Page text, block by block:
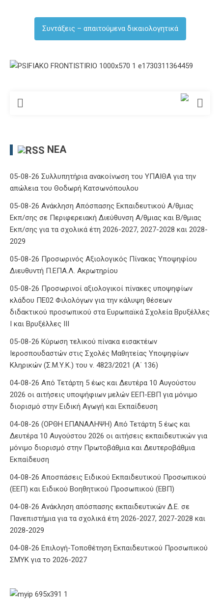
Συντάξεις – απαιτούμενα δικαιολογητικά
ΝΈΑ
05-08-26 Συλλυπητήρια ανακοίνωση του ΥΠΑΙΘΑ για την
απώλεια του Θοδωρή Κατσωνόπουλου
05-08-26 Ανάκληση Απόσπασης Εκπαιδευτικού Α/θμιας
Εκπ/σης σε Περιφερειακή Διεύθυνση Α/θμιας και Β/θμιας
Εκπ/σης για τα σχολικά έτη 2026-2027, 2027-2028 και 2028-
2029
05-08-26 Προσωρινός Αξιολογικός Πίνακας Υποψηφίου
Διευθυντή Π.ΕΠΑ.Λ. Ακρωτηρίου
05-08-26 Προσωρινοί αξιολογικοί πίνακες υποψηφίων
κλάδου ΠΕ02 Φιλολόγων για την κάλυψη θέσεων
διδακτικού προσωπικού στα Ευρωπαϊκά Σχολεία Βρυξέλλες
Ι και Βρυξέλλες ΙΙΙ
05-08-26 Κύρωση τελικού πίνακα εισακτέων
Ιεροσπουδαστών στις Σχολές Μαθητείας Υποψηφίων
Κληρικών (Σ.Μ.Υ.Κ.) του ν. 4823/2021 (Α΄ 136)
04-08-26 Από Τετάρτη 5 έως και Δευτέρα 10 Αυγούστου
2026 οι αιτήσεις υποψήφιων μελών ΕΕΠ-ΕΒΠ για μόνιμο
διορισμό στην Ειδική Αγωγή και Εκπαίδευση
04-08-26 (ΟΡΘΗ ΕΠΑΝΑΛΗΨΗ) Από Τετάρτη 5 έως και
Δευτέρα 10 Αυγούστου 2026 οι αιτήσεις εκπαιδευτικών για
μόνιμο διορισμό στην Πρωτοβάθμια και Δευτεροβάθμια
Εκπαίδευση
04-08-26 Αποσπάσεις Ειδικού Εκπαιδευτικού Προσωπικού
(ΕΕΠ) και Ειδικού Βοηθητικού Προσωπικού (ΕΒΠ)
04-08-26 Ανάκληση απόσπασης εκπαιδευτικών Δ.Ε. σε
Πανεπιστήμια για τα σχολικά έτη 2026-2027, 2027-2028 και
2028-2029
04-08-26 Επιλογή-Τοποθέτηση Εκπαιδευτικού Προσωπικού
ΣΜΥΚ για το 2026-2027